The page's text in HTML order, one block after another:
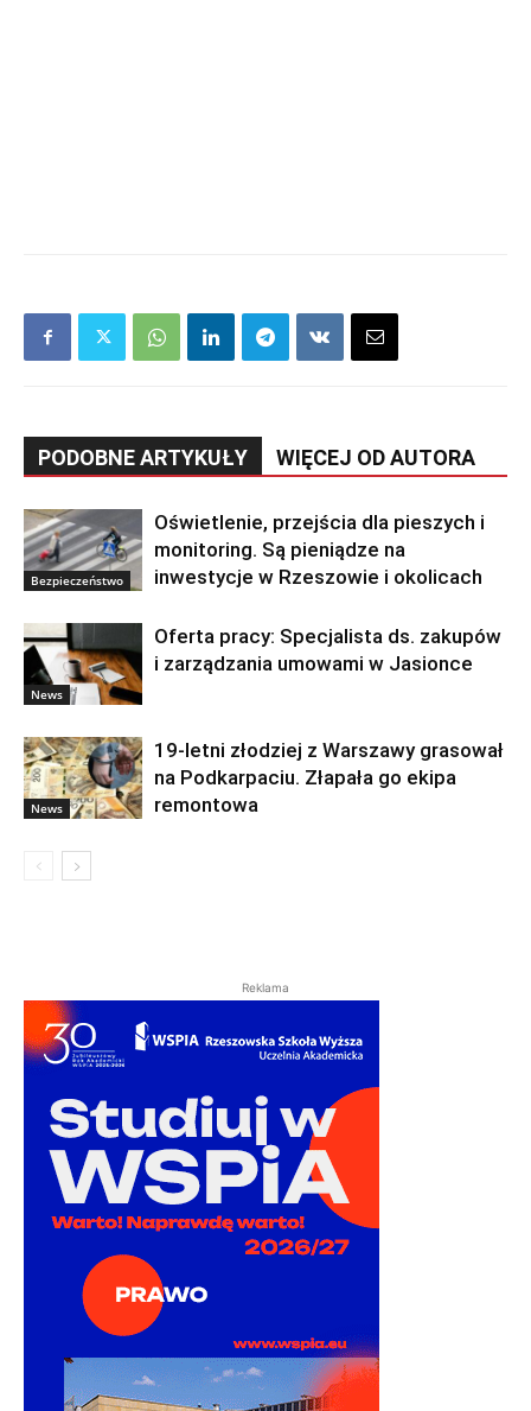
PODOBNE ARTYKUŁY WIĘCEJ OD AUTORA
Bezpieczeństwo
Oświetlenie, przejścia dla pieszych i
monitoring. Są pieniądze na
inwestycje w Rzeszowie i okolicach
News
Oferta pracy: Specjalista ds. zakupów
i zarządzania umowami w Jasionce
News
19-letni złodziej z Warszawy grasował
na Podkarpaciu. Złapała go ekipa
remontowa
Reklama